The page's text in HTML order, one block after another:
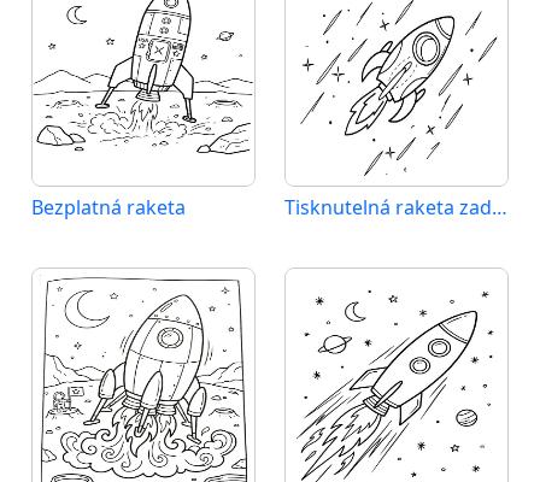
Bezplatná raketa Tisknutelná raketa zadarmo